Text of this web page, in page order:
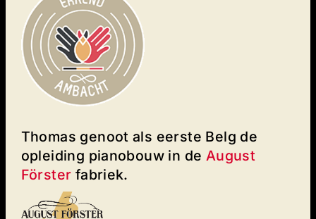
Thomas genoot als eerste Belg de
opleiding pianobouw in de August
Förster fabriek.